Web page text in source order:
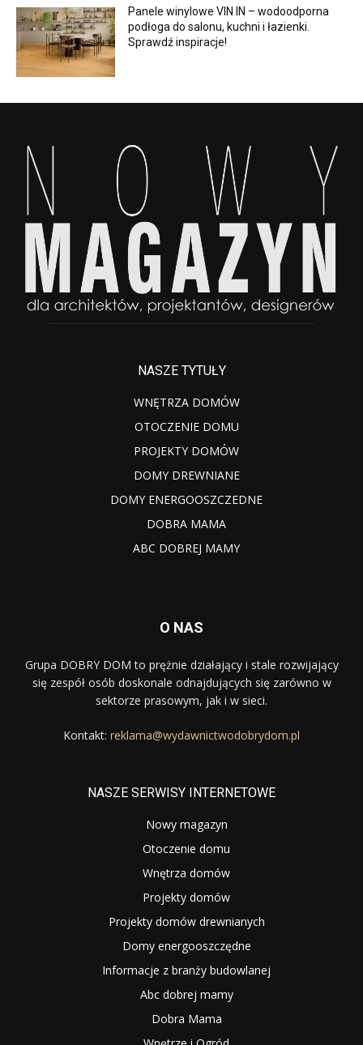
Panele winylowe VIN IN – wodoodporna
podłoga do salonu, kuchni i łazienki.
Sprawdź inspiracje!
NASZE TYTUŁY
WNĘTRZA DOMÓW
OTOCZENIE DOMU
PROJEKTY DOMÓW
DOMY DREWNIANE
DOMY ENERGOOSZCZEDNE
DOBRA MAMA
ABC DOBREJ MAMY
O NAS
Grupa DOBRY DOM to prężnie działający i stale rozwijający
się zespół osób doskonale odnajdujących się zarówno w
sektorze prasowym, jak i w sieci.
Kontakt: reklama@wydawnictwodobrydom.pl
NASZE SERWISY INTERNETOWE
Nowy magazyn
Otoczenie domu
Wnętrza domów
Projekty domów
Projekty domów drewnianych
Domy energooszczędne
Informacje z branży budowlanej
Abc dobrej mamy
Dobra Mama